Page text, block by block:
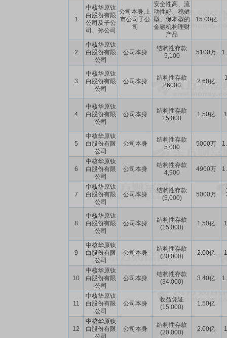
1
中核华原钛
白股份有限
公司及子公
司、孙公司
公司本身,上
市公司子公
司
安全性高、流
动性好、稳健
型、保本型的
金融机构理财
产品
15.00亿
2
中核华原钛
白股份有限
公司
公司本身
结构性存款
5,100
5100万
3
中核华原钛
白股份有限
公司
公司本身
结构性存款
26000
2.60亿
4
中核华原钛
白股份有限
公司
公司本身
结构性存款
15,000
1.50亿
5
中核华原钛
白股份有限
公司
公司本身
结构性存款
5,000
5000万
6
中核华原钛
白股份有限
公司
公司本身
结构性存款
4,900
4900万
7
中核华原钛
白股份有限
公司
公司本身
结构性存款
(5,000)
5000万
8
中核华原钛
白股份有限
公司
公司本身
结构性存款
(15,000)
1.50亿
9
中核华原钛
白股份有限
公司
公司本身
结构性存款
(20,000)
2.00亿
10
中核华原钛
白股份有限
公司
公司本身
结构性存款
(34,000)
3.40亿
11
中核华原钛
白股份有限
公司
公司本身
收益凭证
(15,000)
1.50亿
12
中核华原钛
白股份有限
公司
公司本身
结构性存款
(20,000)
2.00亿